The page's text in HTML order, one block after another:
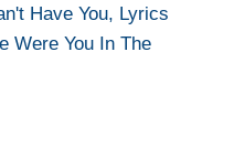
Have You, Lyrics
Were You In The